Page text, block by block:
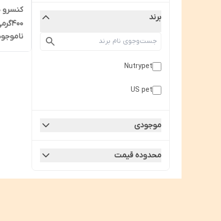
برند
Nutrypet
US pet
موجودی
محدوده قیمت
۴۰۰گرمی